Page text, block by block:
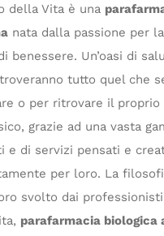
della Vita è una
nata dalla passione per
benessere. Un’oasi di
tutto quel che
o per ritrovare il proprio
grazie ad una vasta
e di servizi pensati e
per loro. La
svolto dai
parafarmacia biologica